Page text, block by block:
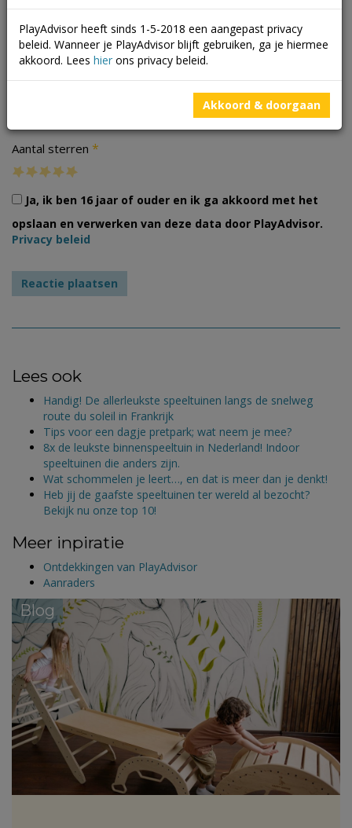
Foto's
Aantal sterren *
Ja, ik ben 16 jaar of ouder en ik ga akkoord met het
opslaan en verwerken van deze data door PlayAdvisor.
Privacy beleid
Lees ook
Handig! De allerleukste speeltuinen langs de snelweg
route du soleil in Frankrijk
Tips voor een dagje pretpark; wat neem je mee?
8x de leukste binnenspeeltuin in Nederland! Indoor
speeltuinen die anders zijn.
Wat schommelen je leert…, en dat is meer dan je denkt!
Heb jij de gaafste speeltuinen ter wereld al bezocht?
Bekijk nu onze top 10!
Meer inpiratie
Ontdekkingen van PlayAdvisor
Aanraders
Blog
PlayAdvisor heeft sinds 1-5-2018 een aangepast privacy
beleid. Wanneer je PlayAdvisor blijft gebruiken, ga je hiermee
akkoord. Lees hier ons privacy beleid.
Akkoord & doorgaan